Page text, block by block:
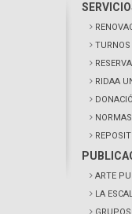
TURNOS
RIDAA
ARTE
LA